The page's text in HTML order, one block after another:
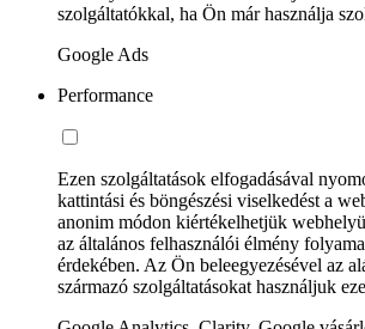
szolgáltatókkal, ha Ön már használja
Google Ads
Performance
Ezen szolgáltatások elfogadásával
kattintási és böngészési viselkedést a
anonim módon kiértékelhetjük
az általános felhasználói élmény
érdekében. Az Ön beleegyezésével az
származó szolgáltatásokat használjuk